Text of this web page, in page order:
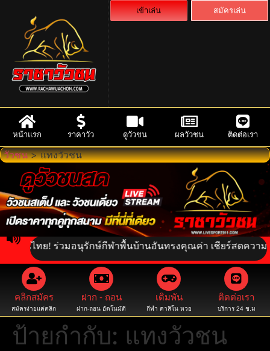
เข้าเล่น สมัครเล่น
หน้าแรก ราคาวัว ดูวัวชน ผลวัวชน ติดต่อเรา
วัวชน>แทงวัวชน
ทย! ร่วมอนุรักษ์กีฬาพื้นบ้านอันทรงคุณค่า เชียร์สดความเร้าใ
คลิกสมัคร
สมัครง่ายแค่คลิก
ฝาก - ถอน
ฝาก-ถอน อัตโนมัติ
เดิมพัน
กีฬา คาสิโน หวย
ติดต่อเรา
บริการ 24 ช.ม
ป้ายกำกับ: แทงวัวชน